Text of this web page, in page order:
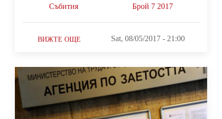
Събития Брой 7 2017
ВИЖТЕ ОЩЕ Sat, 08/05/2017 - 21:00